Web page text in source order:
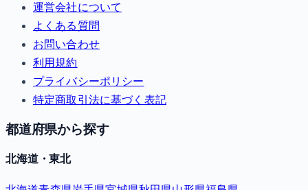
運営会社について
よくある質問
お問い合わせ
利用規約
プライバシーポリシー
特定商取引法に基づく表記
都道府県から探す
北海道・東北